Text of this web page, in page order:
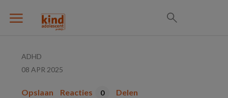
ADHD
08 APR 2025
Opslaan Reacties 0 Delen